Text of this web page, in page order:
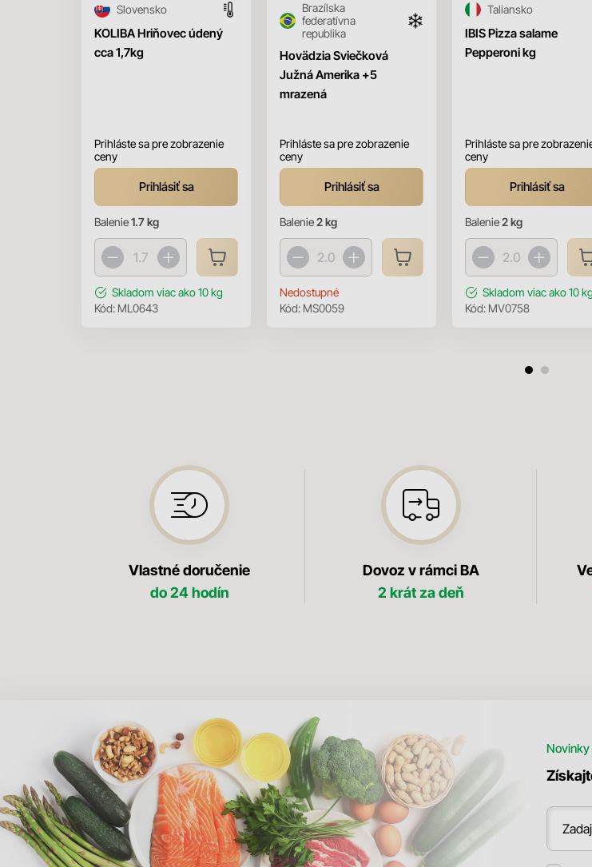
KOLIBA Hriňovec údený
cca 1,7kg
Slovensko
Prihláste sa pre zobrazenie
ceny
Prihlásiť sa
Balenie1.7 kg
Skladom viac ako 10 kg
Kód: ML0643
Hovädzia Sviečková
Južná Amerika +5
mrazená
Brazílska
federatívna
republika
Prihláste sa pre zobrazenie
ceny
Prihlásiť sa
Balenie2 kg
Nedostupné
Kód: MS0059
IBIS Pizza salame
Pepperoni kg
Taliansko
Prihláste sa pre
ceny
Prihlásiť sa
Balenie2 kg
Skladom viac ako 10
Kód: MV0758
Vlastné doručenie
do 24 hodín
Dovoz v rámci BA
2 krát za deň
Novinky